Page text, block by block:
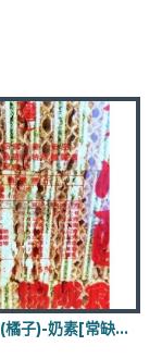
為主
換貨
協成脆酥餅(橘子)-奶素[常缺貨下單前請先詢問]